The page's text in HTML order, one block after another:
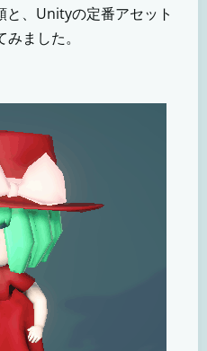
、Unityの定番アセット
ました。